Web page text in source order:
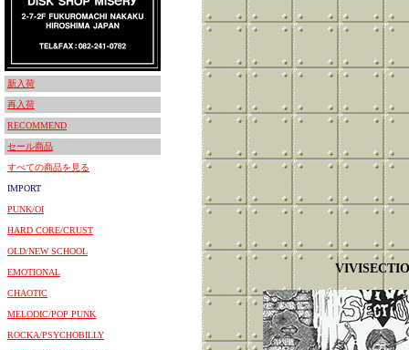
新入荷
再入荷
RECOMMEND
セール商品
すべての商品を見る
IMPORT
PUNK/OI
HARD CORE/CRUST
OLD/NEW SCHOOL
EMOTIONAL
CHAOTIC
MELODIC/POP PUNK
ROCKA/PSYCHOBILLY